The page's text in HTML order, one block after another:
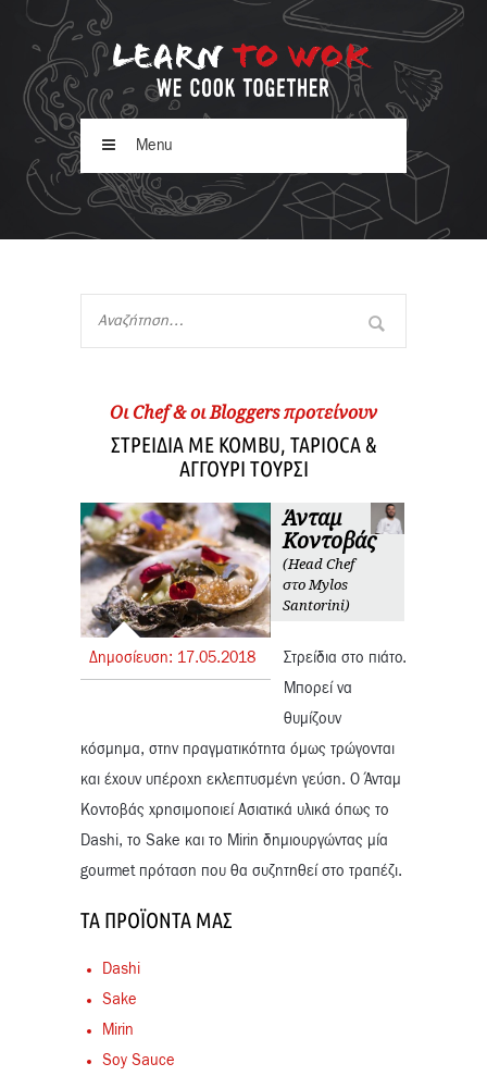
Menu
Oι Chef & οι Βloggers προτείνουν
ΣΤΡΕΙΔΙΑ ΜΕ KOMBU, TAPIOCA &
ΑΓΓΟΥΡΙ ΤΟΥΡΣΙ
Δημοσίευση: 17.05.2018
Άνταμ
Κοντοβάς
(Head Chef
στο Mylos
Santorini)
Στρείδια στο πιάτο.
Μπορεί να
θυμίζουν
κόσμημα, στην πραγματικότητα όμως τρώγονται
και έχουν υπέροχη εκλεπτυσμένη γεύση. Ο Άνταμ
Κοντοβάς χρησιμοποιεί Ασιατικά υλικά όπως το
Dashi, το Sake και το Mirin δημιουργώντας μία
gourmet πρόταση που θα συζητηθεί στο τραπέζι.
ΤΑ ΠΡΟΪΌΝΤΑ ΜΑΣ
Dashi
Sake
Mirin
Soy Sauce